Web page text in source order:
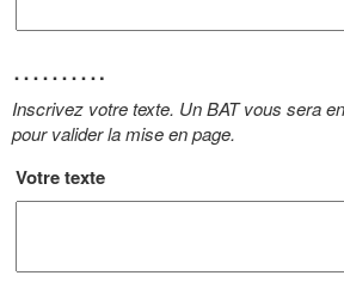
……….
Inscrivez votre texte. Un BAT vous sera
pour valider la mise en page.
Votre texte